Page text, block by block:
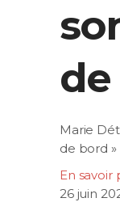
Marie
de bord
En savoir
26 juin